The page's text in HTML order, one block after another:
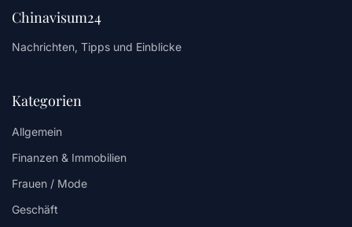
Chinavisum24
Nachrichten, Tipps und Einblicke
Kategorien
Allgemein
Finanzen & Immobilien
Frauen / Mode
Geschäft